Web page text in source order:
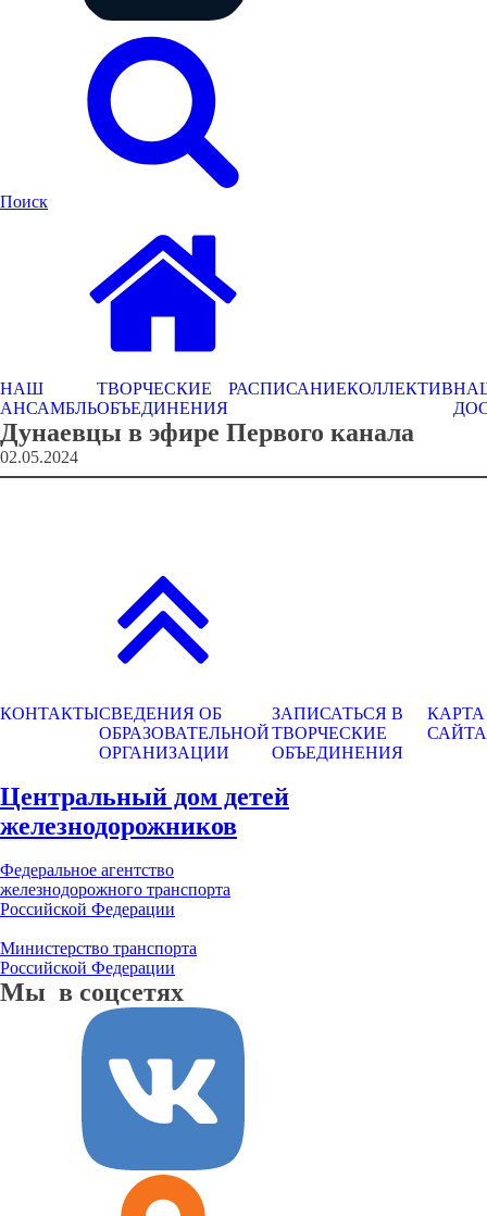
Поиск
НАШ
АНСАМБЛЬ
ТВОРЧЕСКИЕ
ОБЪЕДИНЕНИЯ
РАСПИСАНИЕКОЛЛЕКТИВ
Дунаевцы в эфире Первого канала
02.05.2024
КОНТАКТЫСВЕДЕНИЯ ОБ
ОБРАЗОВАТЕЛЬНОЙ
ОРГАНИЗАЦИИ
ЗАПИСАТЬСЯ В
ТВОРЧЕСКИЕ
ОБЪЕДИНЕНИЯ
КАРТА
САЙТА
Центральный дом детей
железнодорожников
Федеральное агентство
железнодорожного транспорта
Российской Федерации
Министерство транспорта
Российской Федерации
Мы в соцсетях